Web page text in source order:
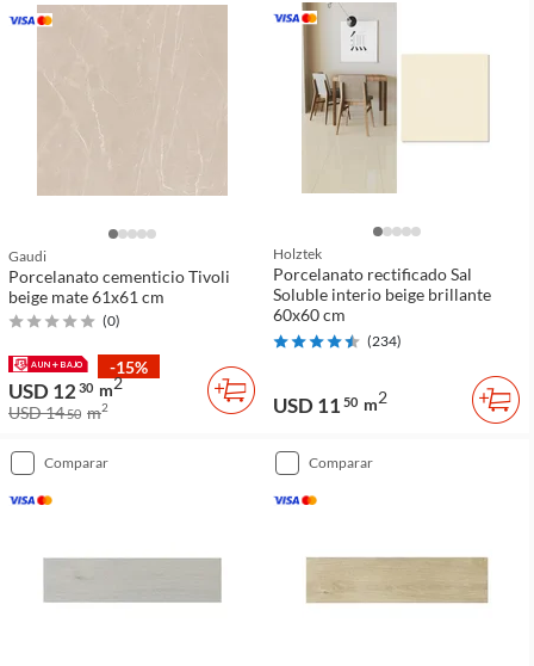
Gaudi
Porcelanato cementicio Tivoli
beige mate 61x61 cm
(0)
-15%
USD 12 30 m2
USD 1450 m2
Holztek
Porcelanato rectificado Sal
Soluble interio beige brillante
60x60 cm
(234)
USD 11 50 m2
comparar comparar